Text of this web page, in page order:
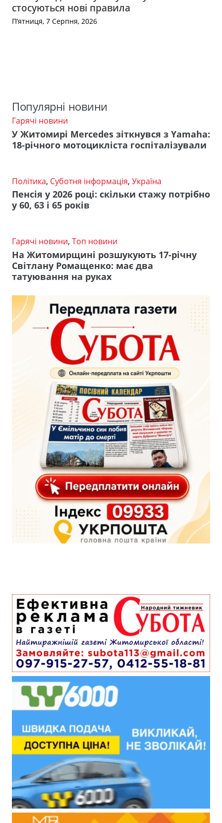
стосуються нові правила
П’ятниця, 7 Серпня, 2026
Популярні новини
Гарячі новини
У Житомирі Mercedes зіткнувся з Yamaha:
18-річного мотоцикліста госпіталізували
Політика, Суботня інформація, Україна
Пенсія у 2026 році: скільки стажу потрібно
у 60, 63 і 65 років
Гарячі новини, Топ новини
На Житомирщині розшукують 17-річну
Світлану Ромащенко: має два
татуювання на руках